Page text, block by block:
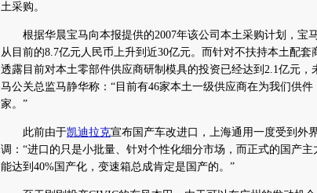
土采购。
根据华晨宝马向本报提供的2007年该公司本土采购计划，宝
从目前的8.7亿元人民币上升到近30亿元。而针对不扶持本土配套
透露目前对本土零部件供应商研制模具的投资已经达到2.1亿元，
马公关总监马静华称：“目前有46家本土一级供应商在为我们供件
家。”
此前由于凯迪拉克宣布国产车改进口，上海通用一度受到外
调：“进口的只是小批量、针对个性化细分市场，而正式的国产
能达到40%国产化，变速箱总成肯定是国产的。”